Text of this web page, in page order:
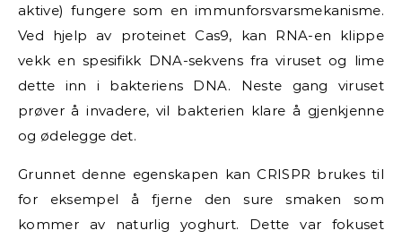
aktive) fungere som en immunforsvarsmekanisme.
Ved hjelp av proteinet Cas9, kan RNA-en klippe
vekk en spesifikk DNA-sekvens fra viruset og lime
dette inn i bakteriens DNA. Neste gang viruset
prøver å invadere, vil bakterien klare å gjenkjenne
og ødelegge det.
Grunnet denne egenskapen kan CRISPR brukes til
for eksempel å fjerne den sure smaken som
kommer av naturlig yoghurt. Dette var fokuset